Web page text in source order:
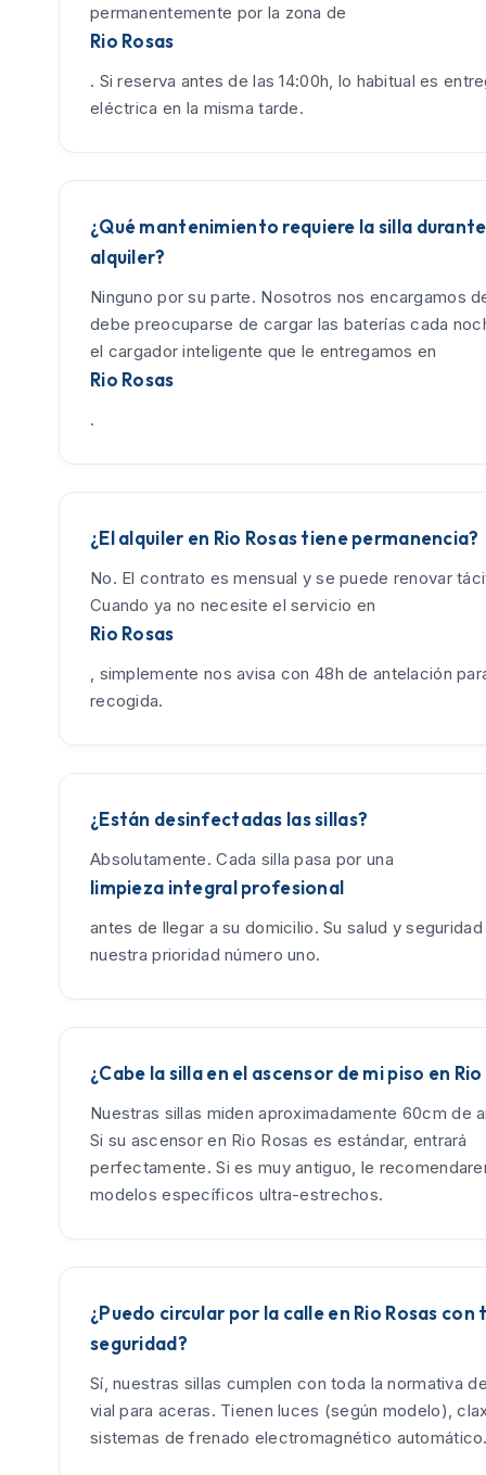
permanentemente por la zona de
Rio Rosas
. Si reserva antes de las 14:00h, lo habitual es
eléctrica en la misma tarde.
¿Qué mantenimiento requiere la silla
alquiler?
Ninguno por su parte. Nosotros nos encargamos
debe preocuparse de cargar las baterías cada
el cargador inteligente que le entregamos en
Rio Rosas
.
¿El alquiler en Rio Rosas tiene permanencia?
No. El contrato es mensual y se puede renovar
Cuando ya no necesite el servicio en
Rio Rosas
, simplemente nos avisa con 48h de antelación
recogida.
¿Están desinfectadas las sillas?
Absolutamente. Cada silla pasa por una
limpieza integral profesional
antes de llegar a su domicilio. Su salud y
nuestra prioridad número uno.
¿Cabe la silla en el ascensor de mi piso en Rio
Nuestras sillas miden aproximadamente 60cm de
Si su ascensor en Rio Rosas es estándar, entrará
perfectamente. Si es muy antiguo, le
modelos específicos ultra-estrechos.
¿Puedo circular por la calle en Rio Rosas
seguridad?
Sí, nuestras sillas cumplen con toda la normativa
vial para aceras. Tienen luces (según modelo),
sistemas de frenado electromagnético